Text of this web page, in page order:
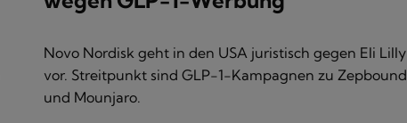
Novo Nordisk geht in den USA juristisch gegen Eli Lilly
vor. Streitpunkt sind GLP-1-Kampagnen zu Zepbound
und Mounjaro.